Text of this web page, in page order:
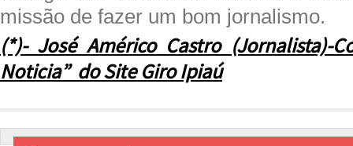
missão de fazer um bom jornalismo.
(*)- José Américo Castro (Jornalista)-
Noticia” do Site Giro Ipiaú